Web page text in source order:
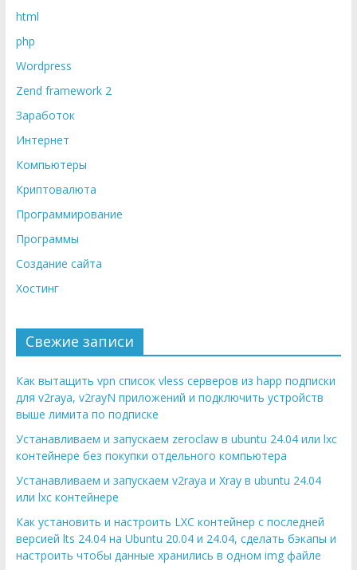
html
php
Wordpress
Zend framework 2
Заработок
Интернет
Компьютеры
Криптовалюта
Программирование
Программы
Создание сайта
Хостинг
Свежие записи
Как вытащить vpn список vless серверов из happ подписки
для v2raya, v2rayN приложений и подключить устройств
выше лимита по подписке
Устанавливаем и запускаем zeroclaw в ubuntu 24.04 или lxc
контейнере без покупки отдельного компьютера
Устанавливаем и запускаем v2raya и Xray в ubuntu 24.04
или lxc контейнере
Как установить и настроить LXC контейнер с последней
версией lts 24.04 на Ubuntu 20.04 и 24.04, сделать бэкапы и
настроить чтобы данные хранились в одном img файле